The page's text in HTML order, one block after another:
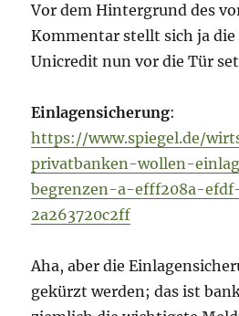
Vor dem Hintergrund des
Kommentar stellt sich ja die
Unicredit nun vor die Tür
Einlagensicherung:
https://www.spiegel.de/
privatbanken-wollen-
begrenzen-a-efff208a-
2a263720c2ff
Aha, aber die
gekürzt werden; das ist